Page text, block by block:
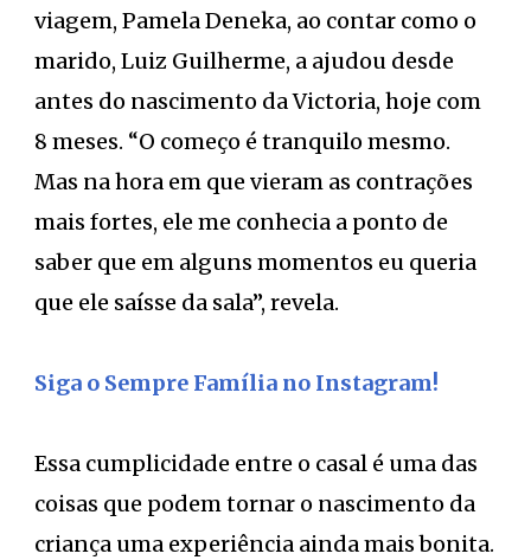
viagem, Pamela Deneka, ao contar como o
marido, Luiz Guilherme, a ajudou desde
antes do nascimento da Victoria, hoje com
8 meses. “O começo é tranquilo mesmo.
Mas na hora em que vieram as contrações
mais fortes, ele me conhecia a ponto de
saber que em alguns momentos eu queria
que ele saísse da sala”, revela.
Siga o Sempre Família no Instagram!
Essa cumplicidade entre o casal é uma das
coisas que podem tornar o nascimento da
criança uma experiência ainda mais bonita.